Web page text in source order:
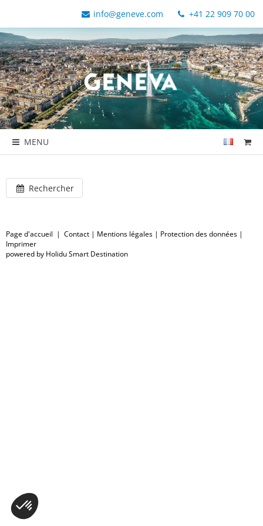
info@geneve.com +41 22 909 70 00
MENU
Rechercher
Page d'accueil | Contact | Mentions légales | Protection des données |
Imprimer
powered by Holidu Smart Destination